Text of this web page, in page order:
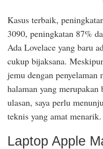
Kasus terbaik,
3090, peningkatan 87%
Ada Lovelace yang baru
cukup bijaksana.
jemu dengan
halaman yang merupakan
ulasan, saya perlu
teknis yang amat menarik.
Laptop Apple